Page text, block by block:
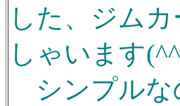
した、ジム
しゃいます
シンプルな